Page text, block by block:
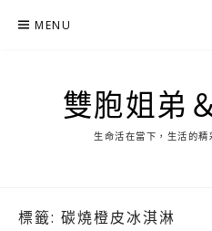
MENU
雙胞姐弟
生命活在當下，生活的精
標籤: 碳燒橙皮冰淇淋